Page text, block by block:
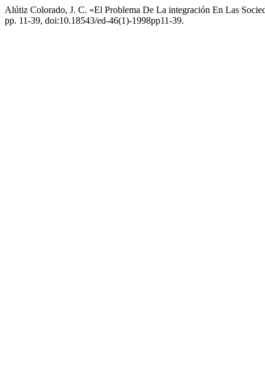
Alútiz Colorado, J. C. «El Problema De La integración En Las
pp. 11-39, doi:10.18543/ed-46(1)-1998pp11-39.